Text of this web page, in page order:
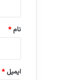
نام*
ایمیل*